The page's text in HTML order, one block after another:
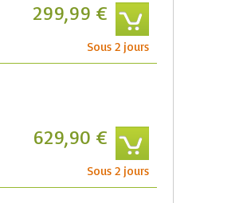
Sous 2 jours
299,99 €
Sous 2 jours
629,90 €